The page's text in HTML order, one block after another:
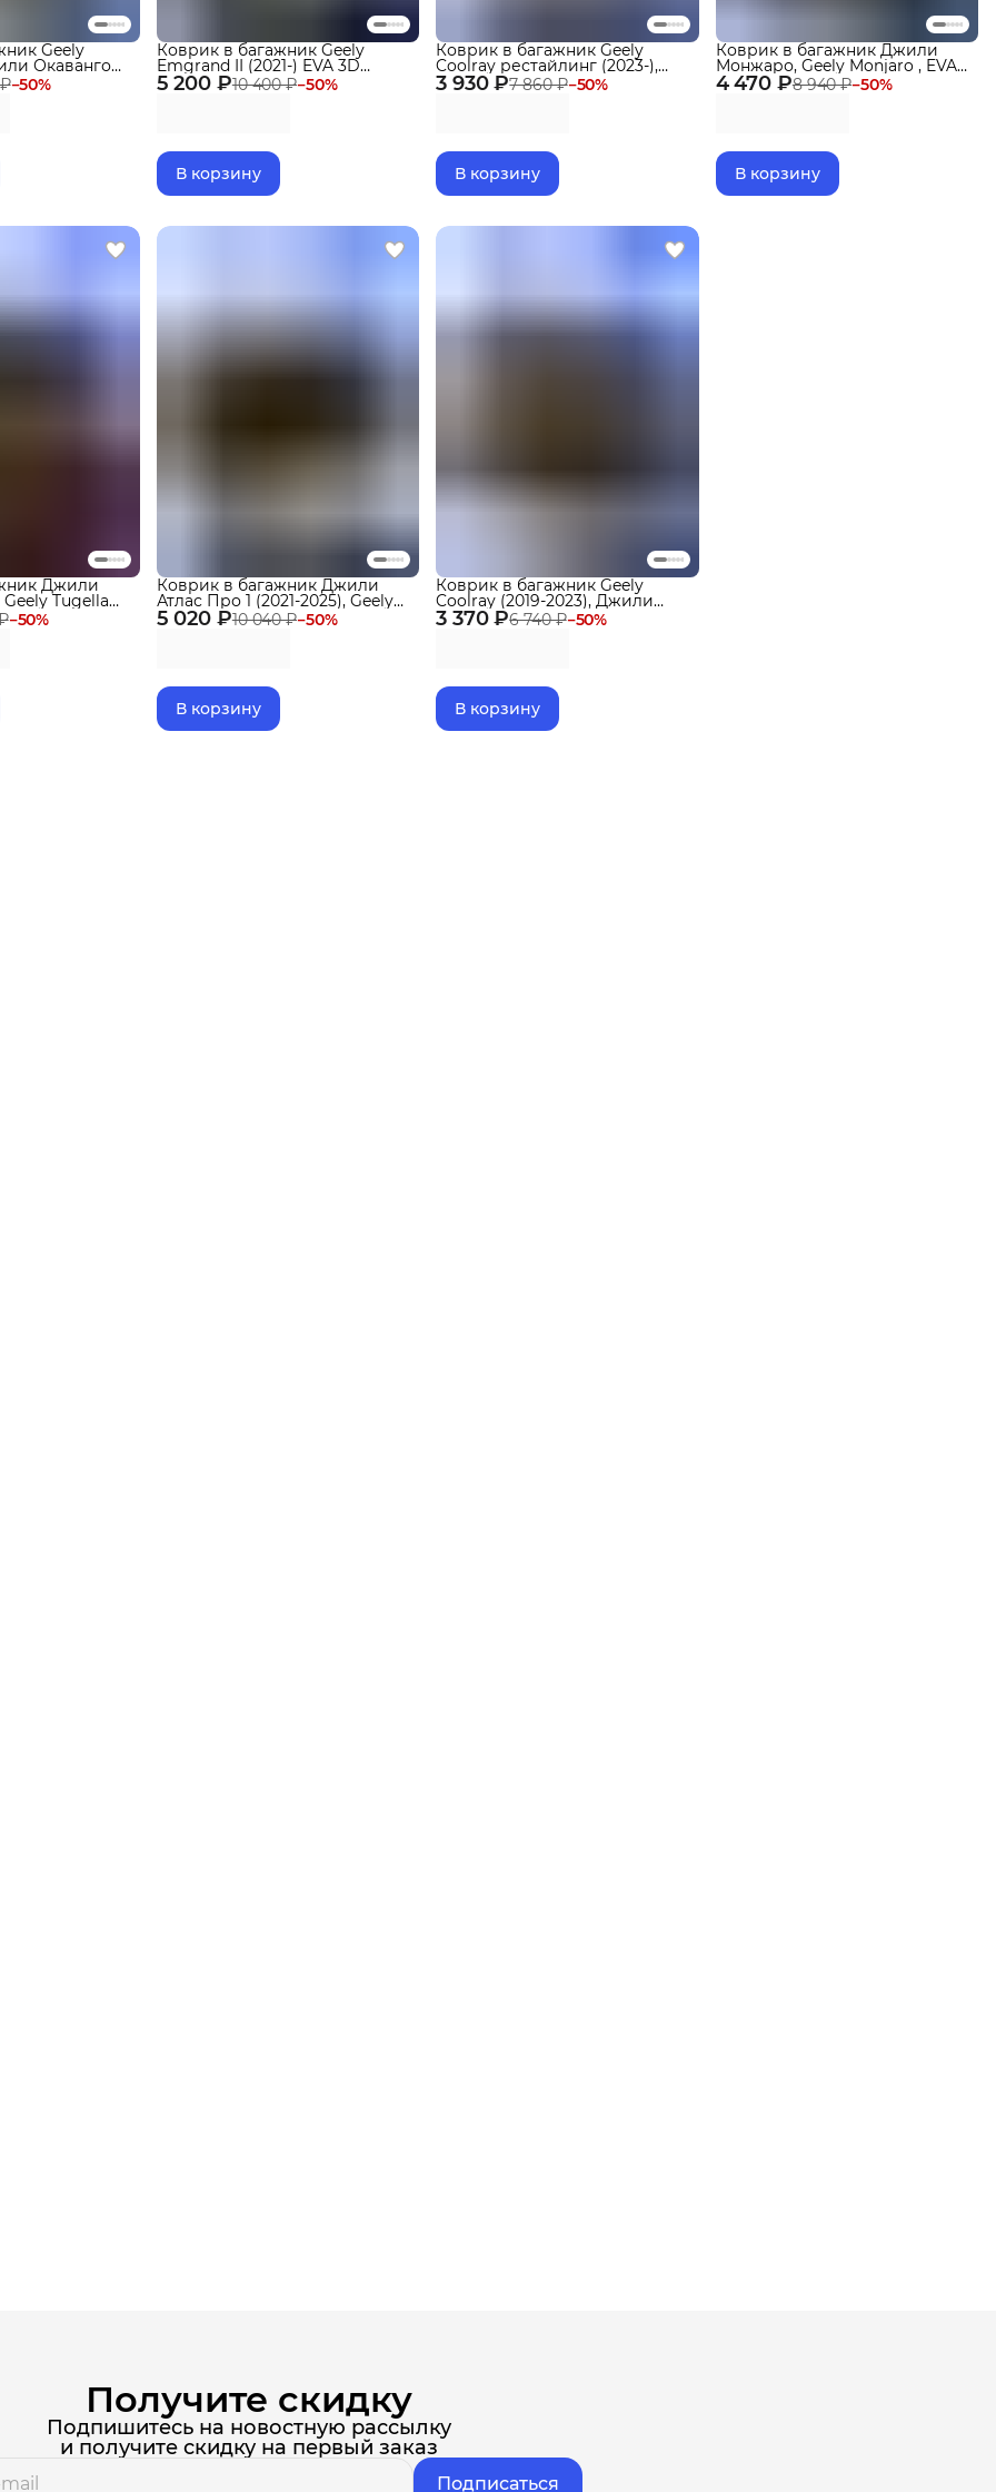
−50%
Geely
Окаванго
) EVA 3D 5 200 ₽10 400 ₽−50%
Коврик в багажник Geely
Emgrand II (2021-) EVA 3D
Premium
В корзину
3 930 ₽7 860 ₽−50%
Коврик в багажник Geely
Coolray рестайлинг (2023-),
Джили Кулрей 2024
В корзину
4 470 ₽8 940 ₽−50%
Коврик в багажник Джили
Монжаро, Geely Monjaro , EVA
3D
В корзину
−50%
Джили
Geely Tugella
Эва, 5 020 ₽10 040 ₽−50%
Коврик в багажник Джили
Атлас Про 1 (2021-2025), Geely
Atlas Pro
В корзину
3 370 ₽6 740 ₽−50%
Коврик в багажник Geely
Coolray (2019-2023), Джили
Кулрей
В корзину
Получите скидку
Подпишитесь на новостную рассылку
и получите скидку на первый заказ
Подписаться